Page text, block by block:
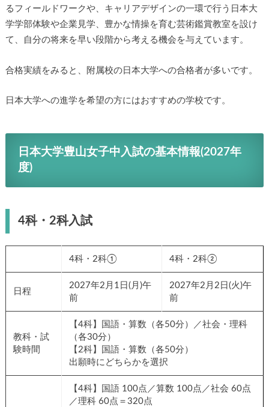
るフィールドワークや、キャリアデザインの一環で行う日本大
学学部体験や企業見学、豊かな情操を育む芸術鑑賞教室を設け
て、自分の将来を早い段階から考える機会を与えています。
合格実績をみると、附属校の日本大学への合格者が多いです。
日本大学への進学を希望の方にはおすすめの学校です。
日本大学豊山女子中入試の基本情報(2027年
度)
4科・2科入試
4科・2科① 4科・2科②
日程
2027年2月1日(月)午
前
2027年2月2日(火)午
前
教科・試
験時間
【4科】国語・算数（各50分）／社会・理科
（各30分）
【2科】国語・算数（各50分）
出願時にどちらかを選択
【4科】国語 100点／算数 100点／社会 60点
／理科 60点＝320点